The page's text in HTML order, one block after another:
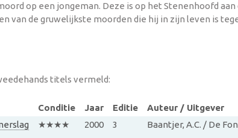
op een jongeman. Deze is op het Stenenhoofd
van de gruwelijkste moorden die hij in zijn leven is
titels vermeld:
Conditie Jaar Editie Auteur / Uitgever
★★★★ 2000 3 Baantjer, A.C. / De